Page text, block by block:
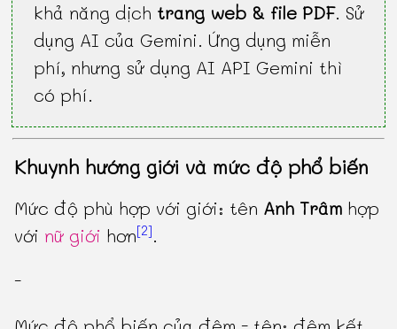
khả năng dịch trang web & file PDF. Sử
dụng AI của Gemini. Ứng dụng miễn
phí, nhưng sử dụng AI API Gemini thì
có phí.
Khuynh hướng giới và mức độ phổ biến
Mức độ phù hợp với giới: tên Anh Trâm hợp
với nữ giới hơn[2].
-